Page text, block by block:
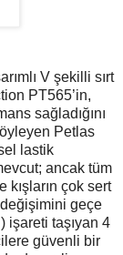
V şekilli sırt
PT565’in,
sağladığını
Petlas
lastik
ancak tüm
çok sert
geçe
işareti taşıyan 4
güvenli bir